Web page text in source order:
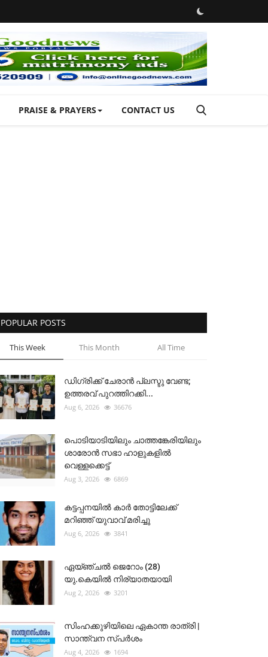
PRAISE & PRAYERS CONTACT US
POPULAR POSTS
This Week This Month All Time
ഡിഗ്രിക്ക് ചേരാന്‍ പ്ലസ്ടു വേണ്ട;
ഉത്തരവ് പുറത്തിറക്കി...
Aug 6, 2026 36676
പൊടിയാടിയിലും ചാത്തങ്കേരിയിലും
ശാരോൻ സഭാ ഹാളുകളിൽ
വെള്ളക്കെട്ട്
Aug 3, 2026 6869
കട്ടപ്പനയിൽ കാർ തോട്ടിലേക്ക്
മറിഞ്ഞ് യുവാവ് മരിച്ചു
Aug 6, 2026 3841
ഏയ്ഞ്ചൽ ജെറോം (28)
യു.കെയിൽ നിര്യാതയായി
Aug 2, 2026 3201
സിംഹക്കുഴിയിലെ ഏകാന്ത രാത്രി |
സാന്ത്വന സ്പർശം
Aug 4, 2026 1694